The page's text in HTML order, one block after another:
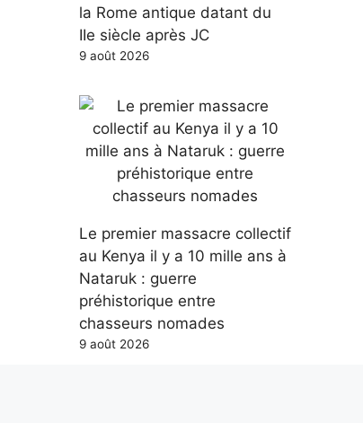
la Rome antique datant du
IIe siècle après JC
9 août 2026
Le premier massacre collectif
au Kenya il y a 10 mille ans à
Nataruk : guerre
préhistorique entre
chasseurs nomades
9 août 2026